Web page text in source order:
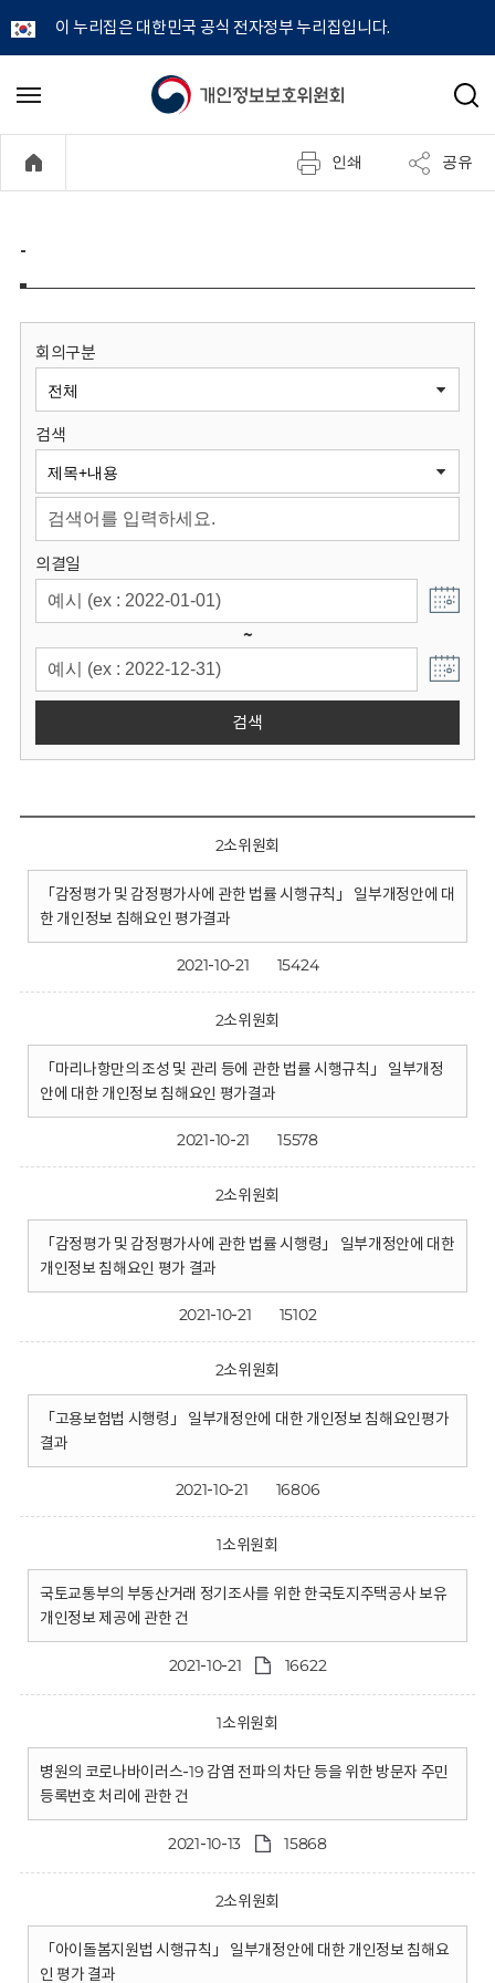
이 누리집은 대한민국 공식 전자정부 누리집입니다.
개
정
보
원
회
메
기
검
인쇄 공유
-
회의구분
검색
의결일
~
검색
2소위원회
「감정평가 및 감정평가사에 관한 법률 시행규칙」 일부개정안에 대
한 개인정보 침해요인 평가결과
2021-10-21 15424
2소위원회
「마리나항만의 조성 및 관리 등에 관한 법률 시행규칙」 일부개정
안에 대한 개인정보 침해요인 평가결과
2021-10-21 15578
2소위원회
「감정평가 및 감정평가사에 관한 법률 시행령」 일부개정안에 대한
개인정보 침해요인 평가 결과
2021-10-21 15102
2소위원회
「고용보험법 시행령」 일부개정안에 대한 개인정보 침해요인평가
결과
2021-10-21 16806
1소위원회
국토교통부의 부동산거래 정기조사를 위한 한국토지주택공사 보유
개인정보 제공에 관한 건
2021-10-21 16622
1소위원회
병원의 코로나바이러스-19 감염 전파의 차단 등을 위한 방문자 주민
등록번호 처리에 관한 건
2021-10-13 15868
2소위원회
「아이돌봄지원법 시행규칙」 일부개정안에 대한 개인정보 침해요
인 평가 결과